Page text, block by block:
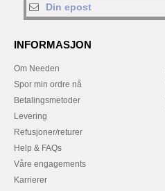
INFORMASJON
Om Needen
Spor min ordre nå
Betalingsmetoder
Levering
Refusjoner/returer
Help & FAQs
Våre engagements
Karrierer